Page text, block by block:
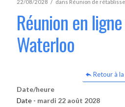
22/08/2028 / dans Réunion de
Réunion en
Waterloo
Retour à
Date/heure
Date - mardi 22 août 2028